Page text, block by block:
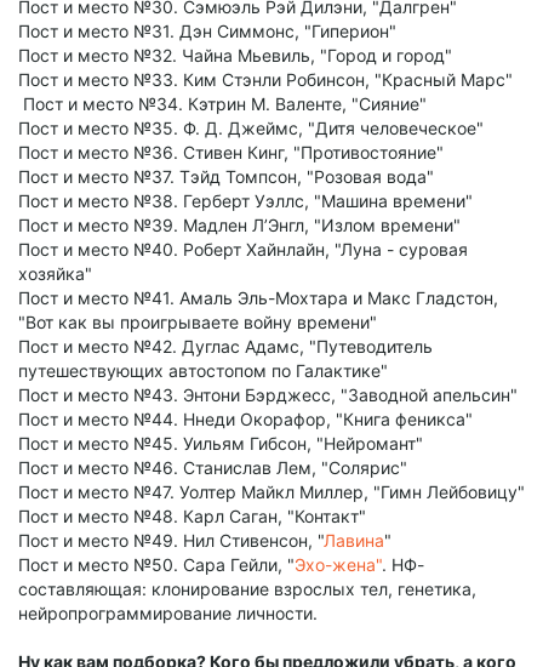
Пост и место №30. Сэмюэль Рэй Дилэни, "Далгрен"
Пост и место №31. Дэн Симмонс, "Гиперион"
Пост и место №32. Чайна Мьевиль, "Город и город"
Пост и место №33. Ким Стэнли Робинсон, "Красный Марс"
Пост и место №34. Кэтрин М. Валенте, "Сияние"
Пост и место №35. Ф. Д. Джеймс, "Дитя человеческое"
Пост и место №36. Стивен Кинг, "Противостояние"
Пост и место №37. Тэйд Томпсон, "Розовая вода"
Пост и место №38. Герберт Уэллс, "Машина времени"
Пост и место №39. Мадлен Л’Энгл, "Излом времени"
Пост и место №40. Роберт Хайнлайн, "Луна - суровая
хозяйка"
Пост и место №41. Амаль Эль-Мохтара и Макс Гладстон,
"Вот как вы проигрываете войну времени"
Пост и место №42. Дуглас Адамс, "Путеводитель
путешествующих автостопом по Галактике"
Пост и место №43. Энтони Бэрджесс, "Заводной апельсин"
Пост и место №44. Ннеди Окорафор, "Книга феникса"
Пост и место №45. Уильям Гибсон, "Нейромант"
Пост и место №46. Станислав Лем, "Солярис"
Пост и место №47. Уолтер Майкл Миллер, "Гимн Лейбовицу"
Пост и место №48. Карл Саган, "Контакт"
Пост и место №49. Нил Стивенсон, "Лавина"
Пост и место №50. Сара Гейли, "Эхо-жена". НФ-
составляющая: клонирование взрослых тел, генетика,
нейропрограммирование личности.
Ну как вам подборка? Кого бы предложили убрать, а кого